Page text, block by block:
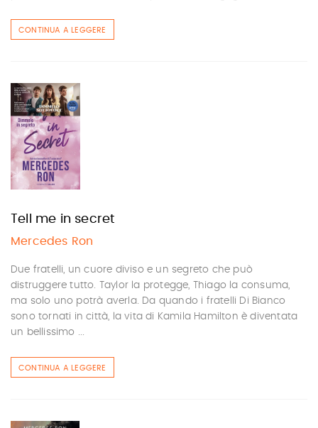
CONTINUA A LEGGERE
Tell me in secret
Mercedes Ron
Due fratelli, un cuore diviso e un segreto che può
distruggere tutto. Taylor la protegge, Thiago la consuma,
ma solo uno potrà averla. Da quando i fratelli Di Bianco
sono tornati in città, la vita di Kamila Hamilton è diventata
un bellissimo ...
CONTINUA A LEGGERE